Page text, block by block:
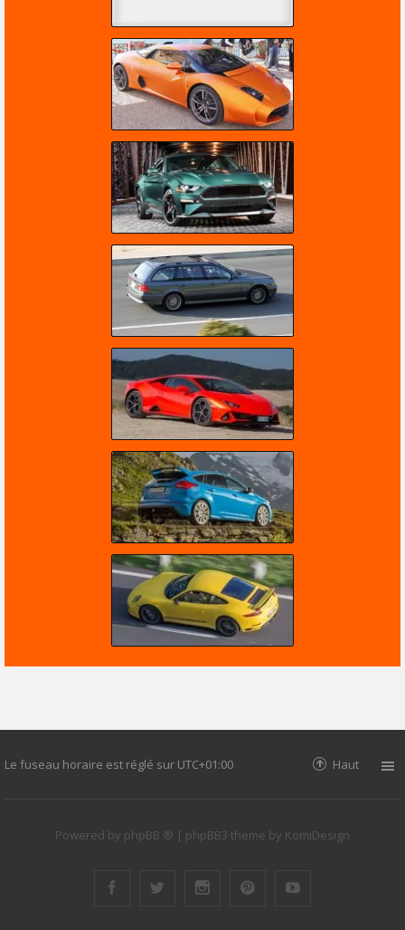
Le fuseau horaire est réglé sur UTC+01:00 Haut
Powered by phpBB ® | phpBB3 theme by KomiDesign